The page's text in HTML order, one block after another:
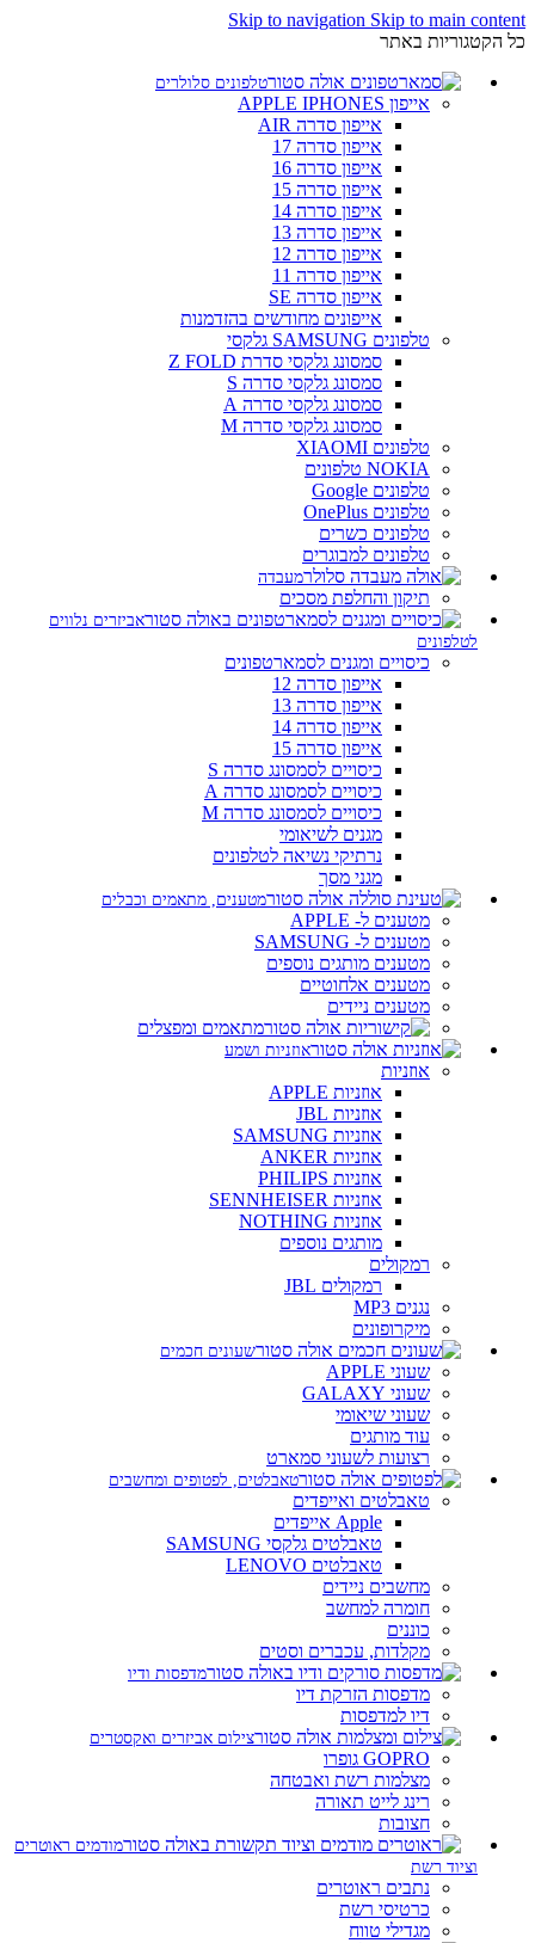
Skip to navigation Skip to main content
כל הקטגוריות באתר
טלפונים סלולרים
אייפון APPLE IPHONES
אייפון סדרה AIR
אייפון סדרה 17
אייפון סדרה 16
אייפון סדרה 15
אייפון סדרה 14
אייפון סדרה 13
אייפון סדרה 12
אייפון סדרה 11
אייפון סדרה SE
אייפונים מחודשים בהזדמנות
טלפונים SAMSUNG גלקסי
סמסונג גלקסי סדרת Z FOLD
סמסונג גלקסי סדרה S
סמסונג גלקסי סדרה A
סמסונג גלקסי סדרה M
טלפונים XIAOMI
NOKIA טלפונים
טלפונים Google
טלפונים OnePlus
טלפונים כשרים
טלפונים למבוגרים
מעבדה
תיקון והחלפת מסכים
אביזרים נלווים
לטלפונים
כיסויים ומגנים לסמארטפונים
אייפון סדרה 12
אייפון סדרה 13
אייפון סדרה 14
אייפון סדרה 15
כיסויים לסמסונג סדרה S
כיסויים לסמסונג סדרה A
כיסויים לסמסונג סדרה M
מגנים לשיאומי
נרתיקי נשיאה לטלפונים
מגני מסך
מטענים, מתאמים וכבלים
מטענים ל- APPLE
מטענים ל- SAMSUNG
מטענים מותגים נוספים
מטענים אלחוטיים
מטענים ניידים
מתאמים ומפצלים
אוזניות ושמע
אוזניות
אוזניות APPLE
אוזניות JBL
אוזניות SAMSUNG
אוזניות ANKER
אוזניות PHILIPS
אוזניות SENNHEISER
אוזניות NOTHING
מותגים נוספים
רמקולים
רמקולים JBL
נגנים MP3
מיקרופונים
שעונים חכמים
שעוני APPLE
שעוני GALAXY
שעוני שיאומי
עוד מותגים
רצועות לשעוני סמארט
טאבלטים, לפטופים ומחשבים
טאבלטים ואייפדים
Apple אייפדים
טאבלטים גלקסי SAMSUNG
טאבלטים LENOVO
מחשבים ניידים
חומרה למחשב
כוננים
מקלדות, עכברים וסטים
מדפסות ודיו
מדפסות הזרקת דיו
דיו למדפסות
צילום אביזרים ואקסטרים
GOPRO גופרו
מצלמות רשת ואבטחה
רינג לייט תאורה
חצובות
מודמים ראוטרים
וציוד רשת
נתבים ראוטרים
כרטיסי רשת
מגדילי טווח